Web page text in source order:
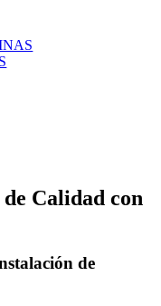
Calidad con
de